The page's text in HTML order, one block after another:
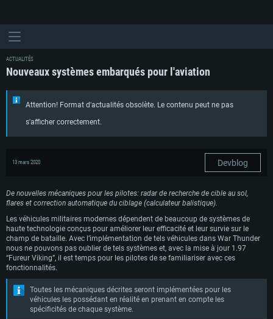
ACTUALITÉS
Nouveaux systèmes embarqués pour l'aviation
Attention! Format d'actualités obsolète. Le contenu peut ne pas
s'afficher correctement.
13 mars 2020 Devblog
De nouvelles mécaniques pour les pilotes: radar de recherche de cible au sol,
flares et correction automatique du ciblage (calculateur balistique).
Les véhicules militaires modernes dépendent de beaucoup de systèmes de
haute technologie conçus pour améliorer leur efficacité et leur survie sur le
champ de bataille. Avec l’implémentation de tels véhicules dans War Thunder
nous ne pouvons pas oublier de tels systèmes et, avec la mise à jour 1.97
“Fureur Viking”, il est temps pour les pilotes de se familiariser avec ces
fonctionnalités.
Toutes les mécaniques décrites seront implémentées pour les
véhicules les possédant en réalité en prenant en compte les
spécificités de chaque système.